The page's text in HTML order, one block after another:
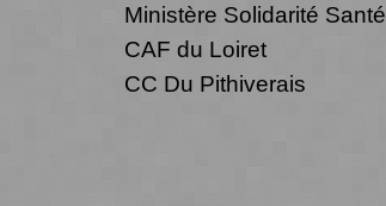
Ministère Solidarité Santé
CAF du Loiret
CC Du Pithiverais